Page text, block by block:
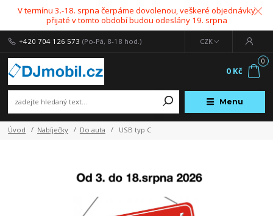
V termínu 3.-18. srpna čerpáme dovolenou, veškeré objednávky
přijaté v tomto období budou odeslány 19. srpna
Menu
CZK
+420 704 126 573 (Po-Pá, 8-18 hod.)
0
0 Kč
Úvod Nabíječky Do auta USB typ C